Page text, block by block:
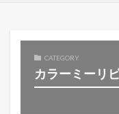
CATEGORY
カラーミーリ